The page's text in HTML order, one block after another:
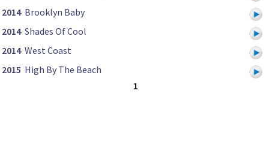
2014 Brooklyn Baby
2014 Shades Of Cool
2014 West Coast
2015 High By The Beach
1